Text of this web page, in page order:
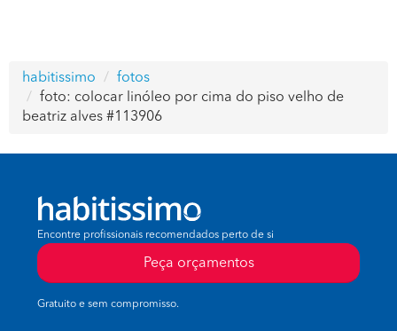
habitissimo
fotos
foto: colocar linóleo por cima do piso velho de
beatriz alves #113906
Encontre profissionais recomendados perto de si
Peça orçamentos
Gratuito e sem compromisso.